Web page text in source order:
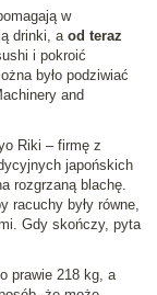
w
drinki, a od teraz
i pokroić
było podziwiać
and
Riki – firmę z
japońskich
rozgrzaną blachę.
racuchy były równe,
Gdy skończy, pyta
prawie 218 kg, a